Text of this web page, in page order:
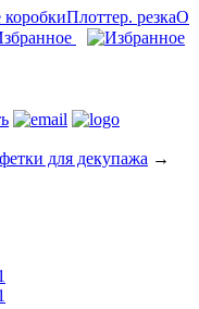
Плоттер. резкаО
для декупажа →